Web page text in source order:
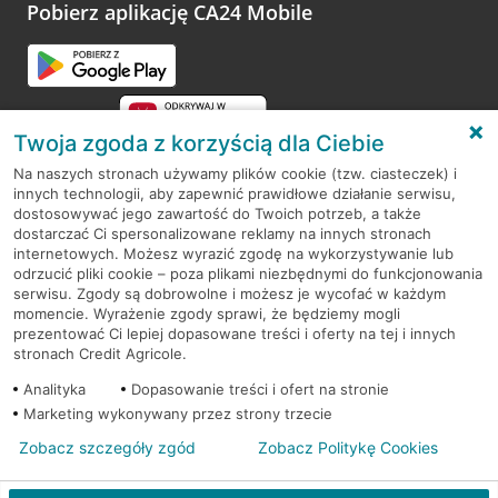
opinie.
Pobierz aplikację CA24 Mobile
RODO
Regulamin serwisu
Mapa serwisu
PolitykaCookies
© 2026 Credit Agricole Bank Polska S.A. Wszelkie prawa zastrzeżone
Twoja zgoda z korzyścią dla Ciebie
Na naszych stronach używamy plików cookie (tzw. ciasteczek) i
innych technologii, aby zapewnić prawidłowe działanie serwisu,
dostosowywać jego zawartość do Twoich potrzeb, a także
dostarczać Ci spersonalizowane reklamy na innych stronach
internetowych. Możesz wyrazić zgodę na wykorzystywanie lub
odrzucić pliki cookie – poza plikami niezbędnymi do funkcjonowania
serwisu. Zgody są dobrowolne i możesz je wycofać w każdym
momencie. Wyrażenie zgody sprawi, że będziemy mogli
prezentować Ci lepiej dopasowane treści i oferty na tej i innych
stronach Credit Agricole.
Analityka
Dopasowanie treści i ofert na stronie
Marketing wykonywany przez strony trzecie
Zobacz szczegóły zgód Zobacz Politykę Cookies